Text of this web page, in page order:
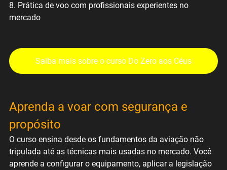
8. Prática de voo com profissionais experientes no
mercado
Saiba mais sobre o curso Do Zero aos Céus
Aprenda a voar com segurança e
propósito
O curso ensina desde os fundamentos da aviação não
tripulada até as técnicas mais usadas no mercado. Você
aprende a configurar o equipamento, aplicar a legislação